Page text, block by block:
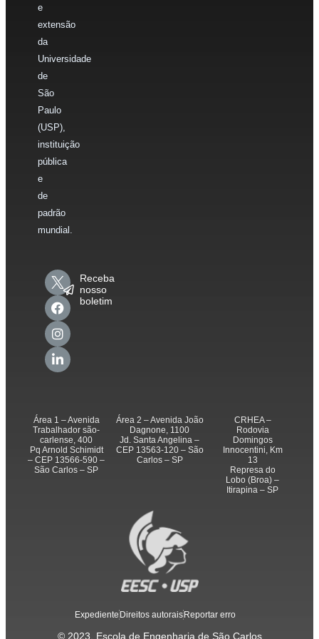
e
extensão
da
Universidade
de
São
Paulo
(USP),
instituição
pública
e
de
padrão
mundial.
Receba
nosso
boletim
Área 1 – Avenida
Trabalhador são-
carlense, 400
Pq Arnold Schimidt
– CEP 13566-590 –
São Carlos – SP
Área 2 – Avenida João
Dagnone, 1100
Jd. Santa Angelina –
CEP 13563-120 – São
Carlos – SP
CRHEA –
Rodovia
Domingos
Innocentini, Km
13
Represa do
Lobo (Broa) –
Itirapina – SP
Expediente Direitos autorais Reportar erro
© 2023, Escola de Engenharia de São Carlos